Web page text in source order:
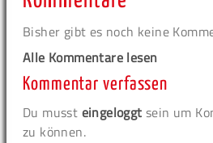
Bisher gibt es noch keine
Alle Kommentare lesen
Kommentar verfassen
Du musst eingeloggt sein um
zu können.